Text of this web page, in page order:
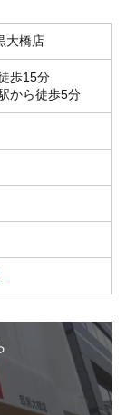
大橋店
歩15分
から徒歩5分